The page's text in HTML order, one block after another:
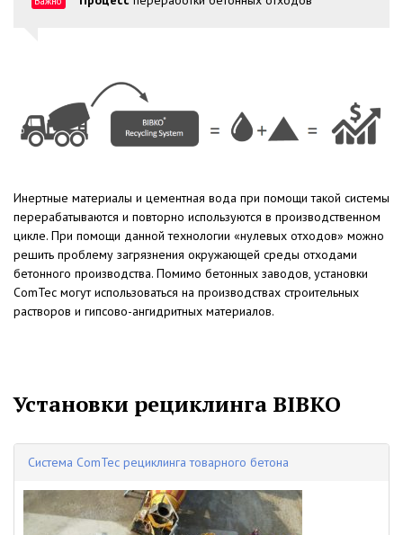
Инертные материалы и цементная вода при помощи такой системы
перерабатываются и повторно используются в производственном
цикле. При помощи данной технологии «нулевых отходов» можно
решить проблему загрязнения окружающей среды отходами
бетонного производства. Помимо бетонных заводов, установки
ComTec могут использоваться на производствах строительных
растворов и гипсово-ангидритных материалов.
Установки рециклинга BIBKO
Система ComTec рециклинга товарного бетона